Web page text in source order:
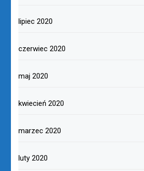
lipiec 2020
czerwiec 2020
maj 2020
kwiecień 2020
marzec 2020
luty 2020